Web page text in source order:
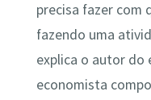
precisa fazer com
fazendo uma
explica o autor do
economista